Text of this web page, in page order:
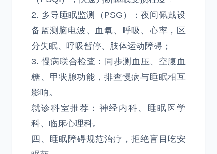
2. 多导睡眠监测（PSG）：夜间佩戴设
备监测脑电波、血氧、呼吸、心率，区
分失眠、呼吸暂停、肢体运动障碍；
3. 慢病联合检查：同步测血压、空腹血
糖、甲状腺功能，排查慢病与睡眠相互
影响。
就诊科室推荐：神经内科、睡眠医学
科、临床心理科。
四、睡眠障碍规范治疗，拒绝盲目吃安